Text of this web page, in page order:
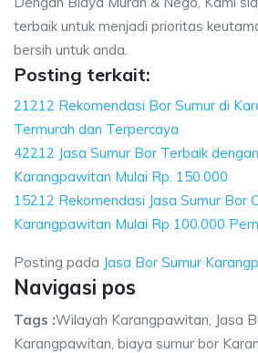
terbaik untuk menjadi prioritas
bersih untuk anda.
Posting terkait:
21212 Rekomendasi Bor Sumur di
Termurah dan Terpercaya
42212 Jasa Sumur Bor Terbaik
Karangpawitan Mulai Rp. 150.000
15212 Rekomendasi Jasa Sumur Bor
Karangpawitan Mulai Rp 100.000
Posting pada Jasa Bor Sumur
Navigasi pos
Tags :Wilayah Karangpawitan, Jasa
Karangpawitan, biaya sumur bor